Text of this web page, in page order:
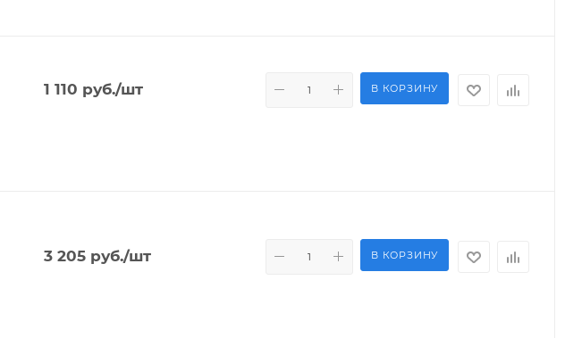
1 110 руб./шт В КОРЗИНУ
3 205руб./шт В КОРЗИНУ